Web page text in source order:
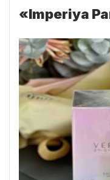
«Imperiya